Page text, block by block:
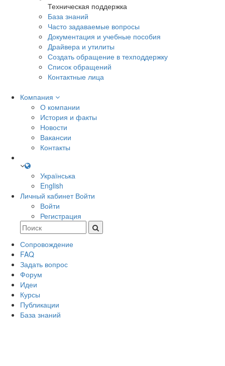
Техническая поддержка
База знаний
Часто задаваемые вопросы
Документация и учебные пособия
Драйвера и утилиты
Создать обращение в техподдержку
Список обращений
Контактные лица
Компания
О компании
История и факты
Новости
Вакансии
Контакты
Українська
English
Личный кабинет Войти
Войти
Регистрация
Сопровождение
FAQ
Задать вопрос
Форум
Идеи
Курсы
Публикации
База знаний